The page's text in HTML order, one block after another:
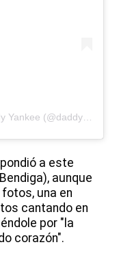
Una publicación compartida de Daddy Yankee (@daddyyankee)
a este
aunque
una en
cantando en
por "la
corazón".